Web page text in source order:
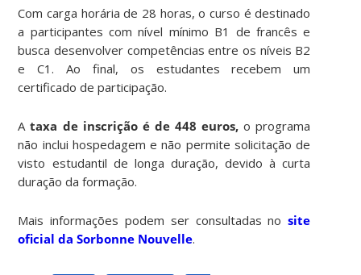
Com carga horária de 28 horas, o curso é destinado
a participantes com nível mínimo B1 de francês e
busca desenvolver competências entre os níveis B2
e C1. Ao final, os estudantes recebem um
certificado de participação.
A taxa de inscrição é de 448 euros, o programa
não inclui hospedagem e não permite solicitação de
visto estudantil de longa duração, devido à curta
duração da formação.
Mais informações podem ser consultadas nosite
oficial da Sorbonne Nouvelle.